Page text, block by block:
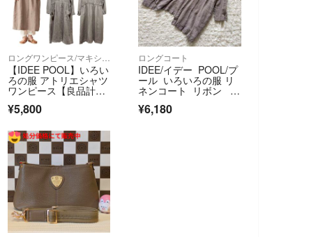
【IDEE POOL】いろい
ろの服 アトリエシャツ
ワンピース【良品計
画】リネン
¥5,800
ロングコート
IDEE/イデー POOL/プ
ール いろいろの服 リ
ネンコート リボン ガ
ウン
¥6,180